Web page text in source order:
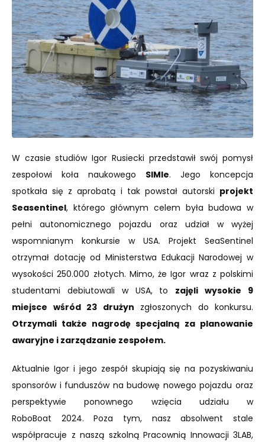
W czasie studiów Igor Rusiecki przedstawił swój pomysł
zespołowi koła naukowego SIMle. Jego koncepcja
spotkała się z aprobatą i tak powstał autorski projekt
Seasentinel, którego głównym celem była budowa w
pełni autonomicznego pojazdu oraz udział w wyżej
wspomnianym konkursie w USA. Projekt SeaSentinel
otrzymał dotację od Ministerstwa Edukacji Narodowej w
wysokości 250.000 złotych. Mimo, że Igor wraz z polskimi
studentami debiutowali w USA, to zajęli wysokie 9
miejsce wśród 23 drużyn zgłoszonych do konkursu.
Otrzymali także nagrodę specjalną za planowanie
awaryjne i zarządzanie zespołem.
Aktualnie Igor i jego zespół skupiają się na pozyskiwaniu
sponsorów i funduszów na budowę nowego pojazdu oraz
perspektywie ponownego wzięcia udziału w
RoboBoat 2024. Poza tym, nasz absolwent stale
współpracuje z naszą szkolną Pracownią Innowacji 3LAB,